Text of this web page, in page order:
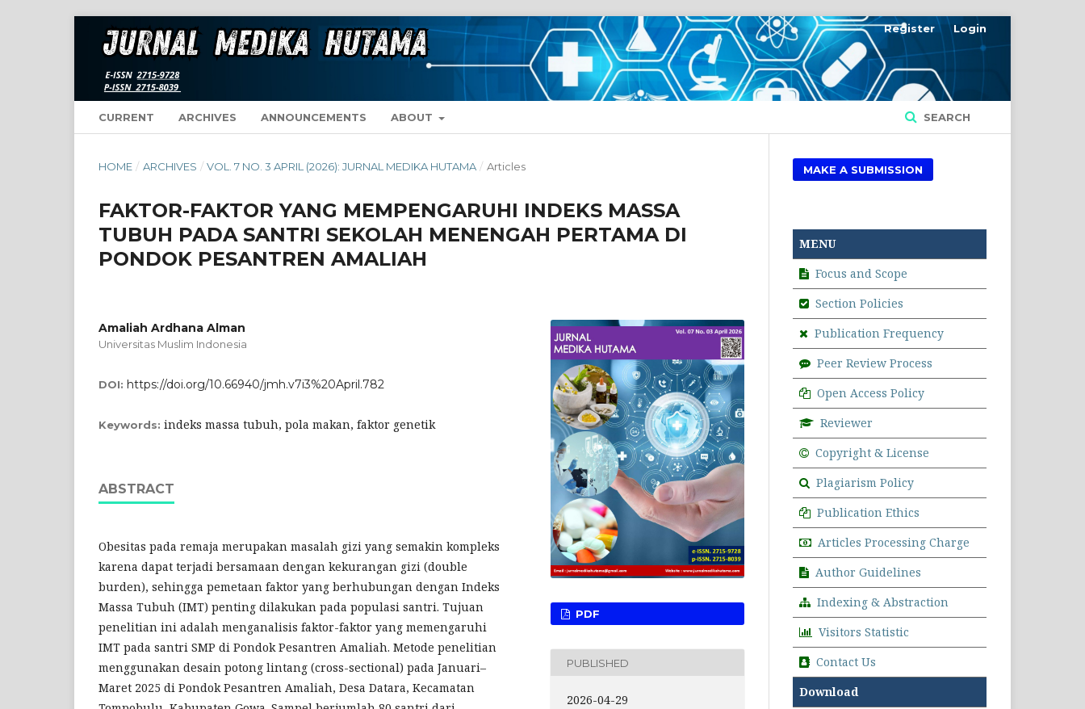
CURRENT ARCHIVES ANNOUNCEMENTS ABOUT SEARCH
Register Login
HOME / ARCHIVES / VOL. 7 NO. 3 APRIL (2026): JURNAL MEDIKA HUTAMA / Articles
FAKTOR-FAKTOR YANG MEMPENGARUHI INDEKS MASSA
TUBUH PADA SANTRI SEKOLAH MENENGAH PERTAMA DI
PONDOK PESANTREN AMALIAH
Amaliah Ardhana Alman
Universitas Muslim Indonesia
DOI: https://doi.org/10.66940/jmh.v7i3%20April.782
Keywords: indeks massa tubuh, pola makan, faktor genetik
ABSTRACT
Obesitas pada remaja merupakan masalah gizi yang semakin kompleks
karena dapat terjadi bersamaan dengan kekurangan gizi (double
burden), sehingga pemetaan faktor yang berhubungan dengan Indeks
Massa Tubuh (IMT) penting dilakukan pada populasi santri. Tujuan
penelitian ini adalah menganalisis faktor-faktor yang memengaruhi
IMT pada santri SMP di Pondok Pesantren Amaliah. Metode penelitian
menggunakan desain potong lintang (cross-sectional) pada Januari–
Maret 2025 di Pondok Pesantren Amaliah, Desa Datara, Kecamatan
PDF
PUBLISHED
2026-04-29
MAKE A SUBMISSION
MENU
Focus and Scope
Section Policies
Publication Frequency
Peer Review Process
Open Access Policy
Reviewer
Copyright & License
Plagiarism Policy
Publication Ethics
Articles Processing Charge
Author Guidelines
Indexing & Abstraction
Visitors Statistic
Contact Us
Download